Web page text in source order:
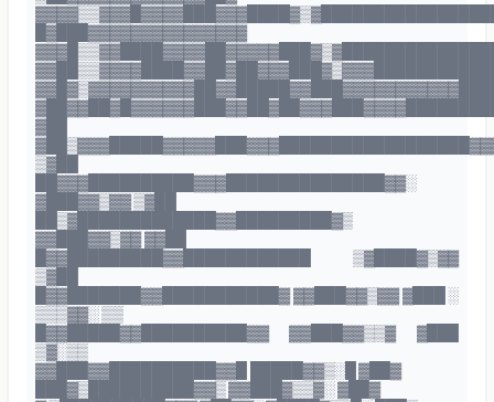
█▓███▓▓▓▓▓▓▓▓▓▓▓▓▓▓▓
▓██
▒▓██
██▓▓▓██████████▓▓▓███████████████▓▓░
▓███▓▓▒▓▓ ▒▓██
██▒▓█████████████▓▓█████████▓▒
▓▓███▓▓▒▓▓ ▓▓██
█▓▓█████████▓▓████████████ ▒▓████▓▒▓▓
▒▓██
█▓▓███████▓▓███████████▓ ▓▓███▓▓▒▓▓ ▓███ ░
▒▒▒▓▓░ ▒▒
█▓▓█████▓▓██████████▓▓ ▓▓███▓▓▒▒▓ ▓███
▒▓░▒▒
▓▓███▓▓██████████▓▓█ █████▓▓▒░█ ▓██▓
███▓▒██████████▓▓▒ ▓▓███▓▒▒▓░ ▓██▓